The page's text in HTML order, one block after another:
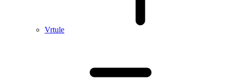
Vrtule